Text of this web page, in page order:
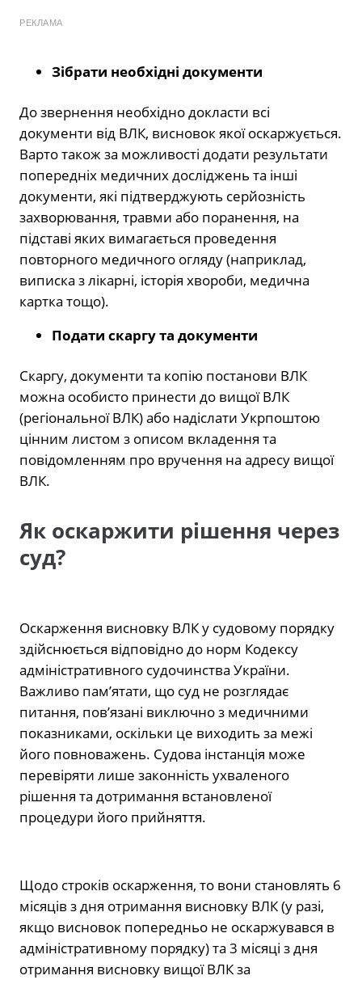
РЕКЛАМА
Зібрати необхідні документи
До звернення необхідно докласти всі
документи від ВЛК, висновок якої оскаржується.
Варто також за можливості додати результати
попередніх медичних досліджень та інші
документи, які підтверджують серйозність
захворювання, травми або поранення, на
підставі яких вимагається проведення
повторного медичного огляду (наприклад,
виписка з лікарні, історія хвороби, медична
картка тощо).
Подати скаргу та документи
Скаргу, документи та копію постанови ВЛК
можна особисто принести до вищої ВЛК
(регіональної ВЛК) або надіслати Укрпоштою
цінним листом з описом вкладення та
повідомленням про вручення на адресу вищої
ВЛК.
Як оскаржити рішення через
суд?
Оскарження висновку ВЛК у судовому порядку
здійснюється відповідно до норм Кодексу
адміністративного судочинства України.
Важливо пам’ятати, що суд не розглядає
питання, пов’язані виключно з медичними
показниками, оскільки це виходить за межі
його повноважень. Судова інстанція може
перевіряти лише законність ухваленого
рішення та дотримання встановленої
процедури його прийняття.
Щодо строків оскарження, то вони становлять 6
місяців з дня отримання висновку ВЛК (у разі,
якщо висновок попередньо не оскаржувався в
адміністративному порядку) та 3 місяці з дня
отримання висновку вищої ВЛК за